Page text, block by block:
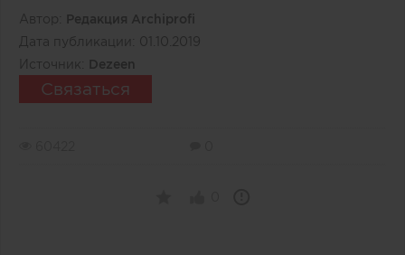
Автор:
Редакция Archiprofi
Дата публикации: 01.10.2019
Источник:
Dezeen
Связаться